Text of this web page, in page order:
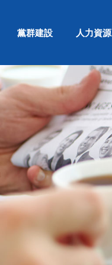
黨群建設 人力資源